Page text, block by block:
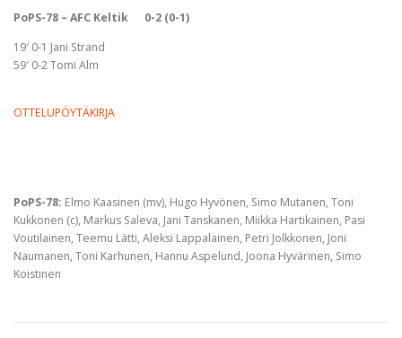
PoPS-78 – AFC Keltik 0-2 (0-1)
19′ 0-1 Jani Strand
59′ 0-2 Tomi Alm
OTTELUPÖYTÄKIRJA
PoPS-78: Elmo Kaasinen (mv), Hugo Hyvönen, Simo Mutanen, Toni
Kukkonen (c), Markus Saleva, Jani Tanskanen, Miikka Hartikainen, Pasi
Voutilainen, Teemu Lätti, Aleksi Lappalainen, Petri Jolkkonen, Joni
Naumanen, Toni Karhunen, Hannu Aspelund, Joona Hyvärinen, Simo
Koistinen